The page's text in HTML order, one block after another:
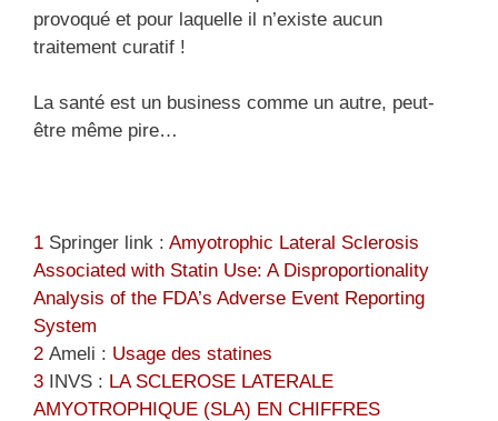
provoqué et pour laquelle il n’existe aucun
traitement curatif !
La santé est un business comme un autre, peut-
être même pire…
1 Springer link : Amyotrophic Lateral Sclerosis
Associated with Statin Use: A Disproportionality
Analysis of the FDA’s Adverse Event Reporting
System
2 Ameli : Usage des statines
3 INVS : LA SCLEROSE LATERALE
AMYOTROPHIQUE (SLA) EN CHIFFRES